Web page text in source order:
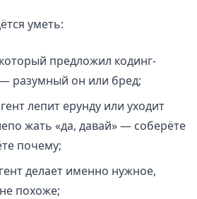
уметь:
предложил кодинг-
разумный он или бред;
лепит ерунду или уходит
жать «да, давай» — соберёте
почему;
делает именно нужное,
похоже;